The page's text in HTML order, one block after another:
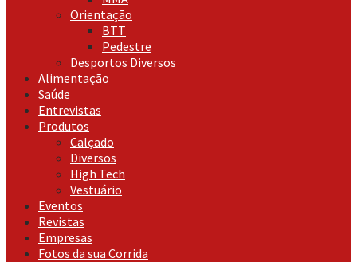
Orientação
BTT
Pedestre
Desportos Diversos
Alimentação
Saúde
Entrevistas
Produtos
Calçado
Diversos
High Tech
Vestuário
Eventos
Revistas
Empresas
Fotos da sua Corrida